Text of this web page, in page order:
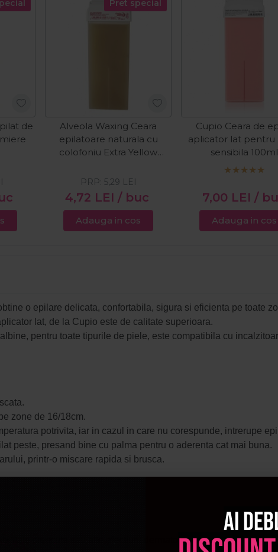
de
Pret special
Alveola Waxing Ceara
epilatoare naturala cu
colofoniu Extra Yellow
4,72 LEI / buc
PRP: 5,29 LEI
Adauga in cos
Cupio Ceara de
aplicator lat pentru
sensibila 100ml
7,00 LEI /
Adauga in cos
o epilare delicata, confortabila, sigura si eficienta pe toate
lat, de la Cupio este de calitate superioara.
pentru toate tipurile de piele, este compatibila cu
zone de 16/18cm.
potrivita, iar in cazul in care nu corespunde, intrerupe
peste, presand bine cu palma pentru o aderenta cat mai buna.
printr-o miscare rapida si brusca.
crescuta sau alte afectiuni dermatologice.
Ai